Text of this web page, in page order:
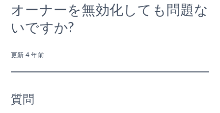
オーナーを無効化しても問題な
いですか?
更新 4 年前
質問